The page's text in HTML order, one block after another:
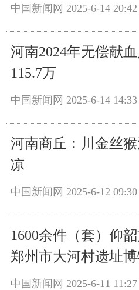
中国新闻网 2025-6-14 20:42
河南2024年无偿献
115.7万
中国新闻网 2025-6-14 14:33
河南商丘：川金丝
凉
中国新闻网 2025-6-12 09:30
1600余件（套）仰
郑州市大河村遗址
中国新闻网 2025-6-11 11:27